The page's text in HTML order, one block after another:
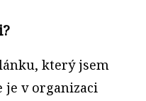
který jsem
je v organizaci